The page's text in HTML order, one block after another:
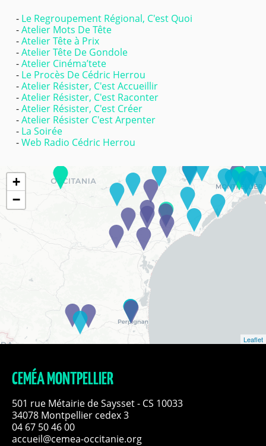
Le Regroupement Régional, C'est Quoi
Atelier Mots De Tête
Atelier Tête à Prix
Atelier Tête De Gondole
Atelier Cinéma’tete
Le Procès De Cédric Herrou
Atelier Résister, C'est Accueillir
Atelier Résister, C'est Raconter
Atelier Résister, C'est Créer
Atelier Résister C'est Arpenter
La Soirée
Web Radio Cédric Herrou
+
−
Leaflet
CEMÉA MONTPELLIER
501 rue Métairie de Saysset - CS 10033
34078 Montpellier cedex 3
04 67 50 46 00
accueil@cemea-occitanie.org